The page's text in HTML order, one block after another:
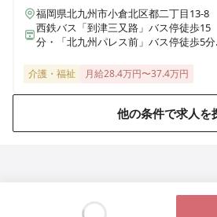
福岡県北九州市小倉北区都二丁目13-8
西鉄バス「到津三又路」バス停徒歩15
分・「北九州パレス前」バス停徒歩5分
介護・福祉 月給28.4万円〜37.4万円
他の条件で求人を